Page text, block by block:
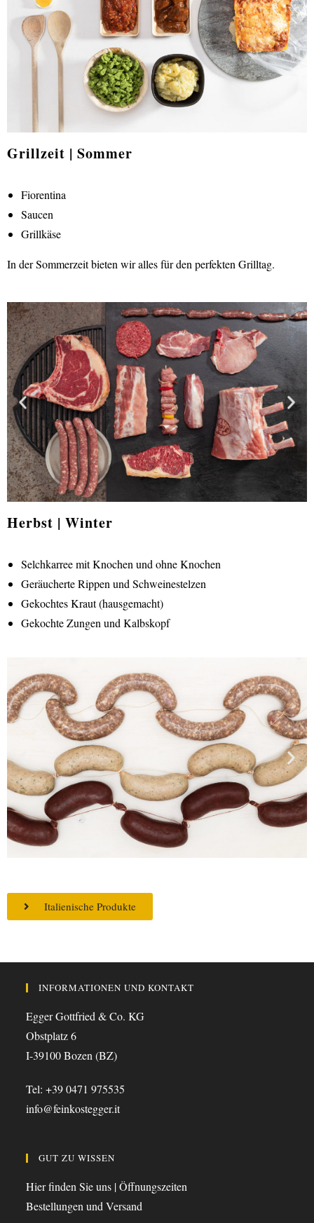
Grillzeit | Sommer
Fiorentina
Saucen
Grillkäse
In der Sommerzeit bieten wir alles für den perfekten Grilltag.
Herbst | Winter
Selchkarree mit Knochen und ohne Knochen
Geräucherte Rippen und Schweinestelzen
Gekochtes Kraut (hausgemacht)
Gekochte Zungen und Kalbskopf
Italienische Produkte
INFORMATIONEN UND KONTAKT
Egger Gottfried & Co. KG
Obstplatz 6
I-39100 Bozen (BZ)
Tel: +39 0471 975535
info@feinkostegger.it
GUT ZU WISSEN
Hier finden Sie uns | Öffnungszeiten
Bestellungen und Versand